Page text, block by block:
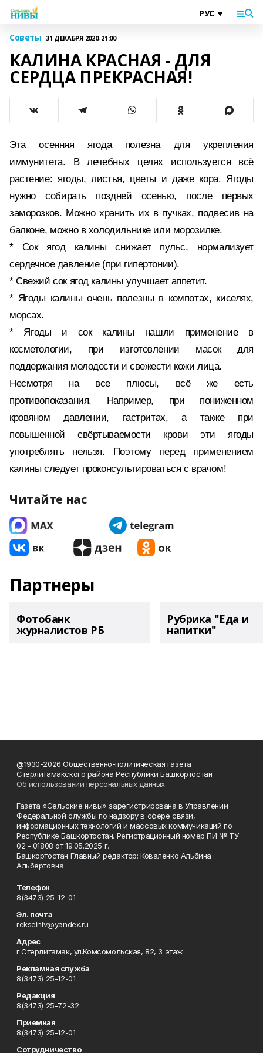
Советы 31 ДЕКАБРЯ 2020, 21:00
КАЛИНА КРАСНАЯ - ДЛЯ
СЕРДЦА ПРЕКРАСНАЯ!
Эта осенняя ягода полезна для укрепления
иммунитета. В лечебных целях используется всё
растение: ягоды, листья, цветы и даже кора. Ягоды
нужно собирать поздней осенью, после первых
заморозков. Можно хранить их в пучках, подвесив на
балконе, можно в холодильнике или морозилке.
* Сок ягод калины снижает пульс, нормализует
сердечное давление (при гипертонии).
* Свежий сок ягод калины улучшает аппетит.
* Ягоды калины очень полезны в компотах, киселях,
морсах.
* Ягоды и сок калины нашли применение в
косметологии, при изготовлении масок для
поддержания молодости и свежести кожи лица.
Несмотря на все плюсы, всё же есть
противопоказания. Например, при пониженном
кровяном давлении, гастритах, а также при
повышенной свёртываемости крови эти ягоды
употреблять нельзя. Поэтому перед применением
калины следует проконсультироваться с врачом!
Читайте нас
Партнеры
Фотобанк
журналистов РБ
Рубрика "Еда и
напитки"
@1930-2026 Общественно-политическая газета
Стерлитамакского района Республики Башкортостан
Об использовании персональных данных
Газета «Сельские нивы» зарегистрирована в Управлении
Федеральной службы по надзору в сфере связи,
информационных технологий и массовых коммуникаций по
Республике Башкортостан. Регистрационный номер ПИ № ТУ
02 - 01808 от 19.05.2025 г.
Башкортостан Главный редактор: Коваленко Альбина
Альбертовна
Телефон
8(3473) 25-12-01
Эл. почта
rekselniv@yandex.ru
Адрес
г.Стерлитамак, ул.Комсомольская, 82, 3 этаж
Рекламная служба
8(3473) 25-12-01
Редакция
8(3473) 25-72-32
Приемная
8(3473) 25-12-01
Сотрудничество